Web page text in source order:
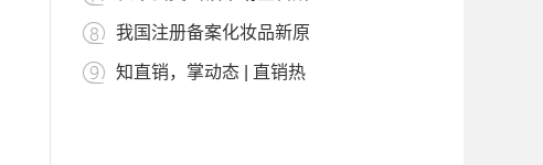
我国注册备案化妆品新原
知直销，掌动态 | 直销热